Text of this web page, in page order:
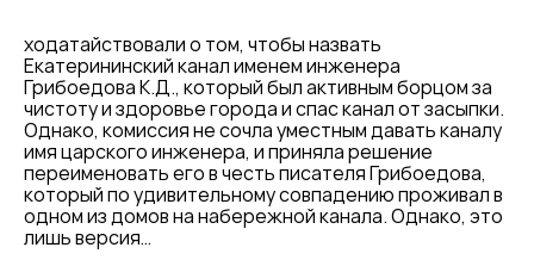
ходатайствовали о том, чтобы назвать
Екатерининский канал именем инженера
Грибоедова К.Д., который был активным борцом за
чистоту и здоровье города и спас канал от засыпки.
Однако, комиссия не сочла уместным давать каналу
имя царского инженера, и приняла решение
переименовать его в честь писателя Грибоедова,
который по удивительному совпадению проживал в
одном из домов на набережной канала. Однако, это
лишь версия…